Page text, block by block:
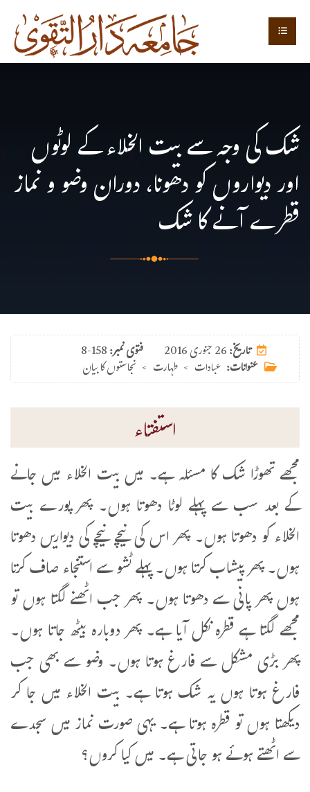
شک کی وجہ سے بیت الخلاء کے لوٹوں
اور دیواروں کو دھونا، دوران وضو و نماز
قطرے آنے کا شک
فتوی نمبر:8-158 تاریخ:26 جنوری 2016
عنوانات: عبادات > طہارت > نجاستوں کا بیان
استفتاء
مجھے تھوڑا شک کا مسئلہ ہے۔ میں بیت الخلاء میں جانے
کے بعد سب سے پہلے لوٹا دھوتا ہوں۔ پھر پورے بیت
الخلاء کو دھوتا ہوں۔ پھر اس کی نیچے نیچے کی دیواریں دھوتا
ہوں۔ پھر پیشاب کرتا ہوں۔ پہلے ٹشو سے استنجاء صاف کرتا
ہوں پھر پانی سے دھوتا ہوں۔ پھر جب اٹھنے لگتا ہوں تو
مجھے لگتا ہے قطرہ نکل آیا ہے۔ پھر دوبارہ بیٹھ جاتا ہوں۔
پھر بڑی مشکل سے فارغ ہوتا ہوں۔ وضو سے بھی جب
فارغ ہوتا ہوں یہ شک ہوتا ہے۔ بیت الخلاء میں جا کر
دیکھتا ہوں تو قطرہ ہوتا ہے۔ یہی صورت نماز میں سجدے
سے اٹھتے ہوئے ہو جاتی ہے۔ میں کیا کروں؟